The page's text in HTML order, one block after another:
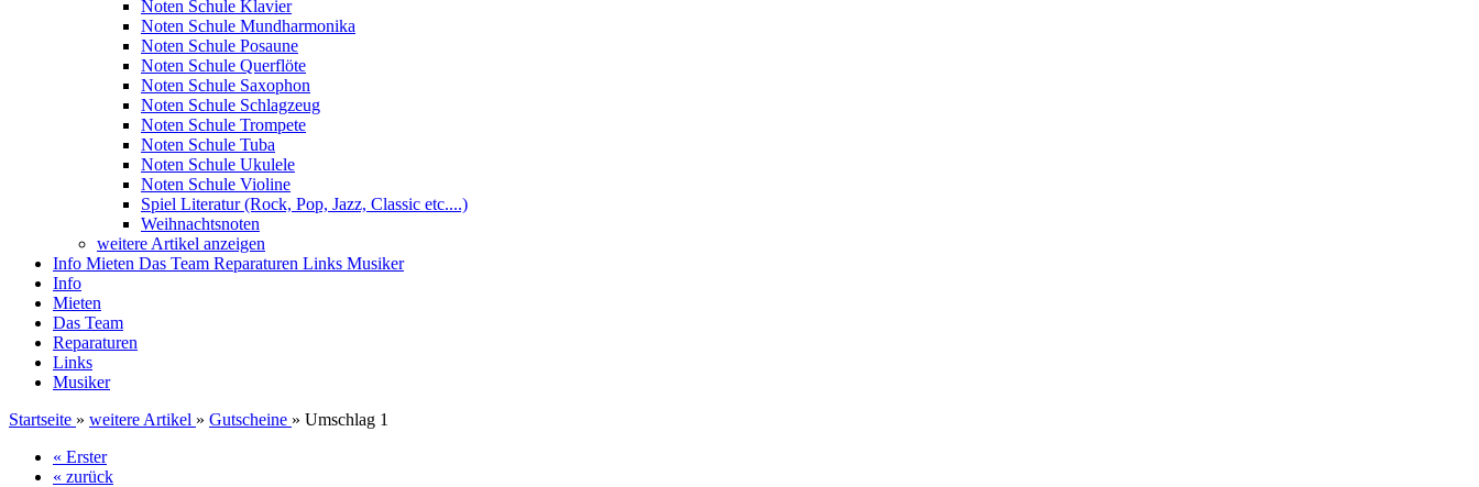
Noten Schule Klavier
Noten Schule Mundharmonika
Noten Schule Posaune
Noten Schule Querflöte
Noten Schule Saxophon
Noten Schule Schlagzeug
Noten Schule Trompete
Noten Schule Tuba
Noten Schule Ukulele
Noten Schule Violine
Spiel Literatur (Rock, Pop, Jazz, Classic etc....)
Weihnachtsnoten
weitere Artikel anzeigen
Info Mieten Das Team Reparaturen Links Musiker
Info
Mieten
Das Team
Reparaturen
Links
Musiker
Startseite » weitere Artikel » Gutscheine » Umschlag 1
« Erster
« zurück